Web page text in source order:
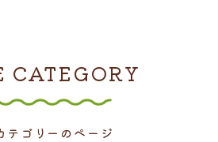
テゴリーのページ
CATEGORY